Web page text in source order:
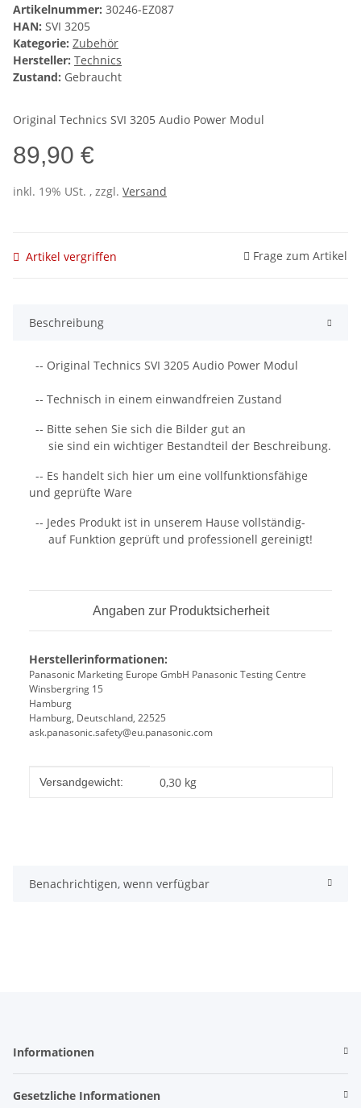
Artikelnummer: 30246-EZ087
HAN: SVI 3205
Kategorie: Zubehör
Hersteller: Technics
Zustand: Gebraucht
Original Technics SVI 3205 Audio Power Modul
89,90 €
inkl. 19% USt. , zzgl. Versand
Artikel vergriffen Frage zum Artikel
Beschreibung
-- Original Technics SVI 3205 Audio Power Modul
-- Technisch in einem einwandfreien Zustand
-- Bitte sehen Sie sich die Bilder gut an
sie sind ein wichtiger Bestandteil der Beschreibung.
-- Es handelt sich hier um eine vollfunktionsfähige
und geprüfte Ware
-- Jedes Produkt ist in unserem Hause vollständig-
auf Funktion geprüft und professionell gereinigt!
Angaben zur Produktsicherheit
Herstellerinformationen:
Panasonic Marketing Europe GmbH Panasonic Testing Centre
Winsbergring 15
Hamburg
Hamburg, Deutschland, 22525
ask.panasonic.safety@eu.panasonic.com
Produkteigenschaft
Wert
Versandgewicht: 0,30 kg
Benachrichtigen, wenn verfügbar
Informationen
Gesetzliche Informationen